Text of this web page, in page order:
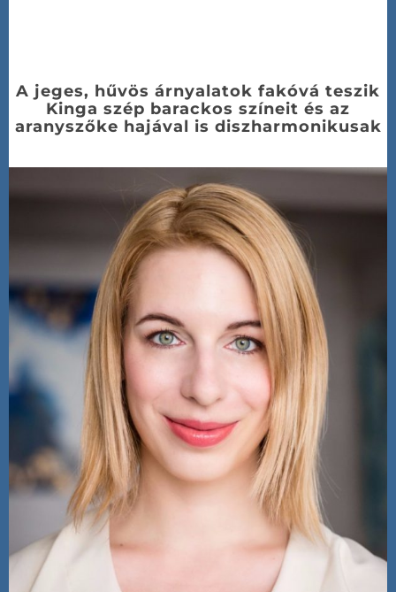
A jeges, hűvös árnyalatok fakóvá teszik
Kinga szép barackos színeit és az
aranyszőke hajával is diszharmonikusak